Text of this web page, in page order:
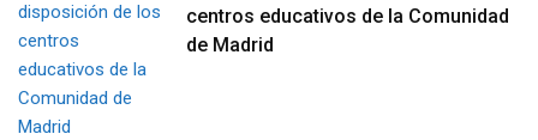
centros educativos de la Comunidad
de Madrid